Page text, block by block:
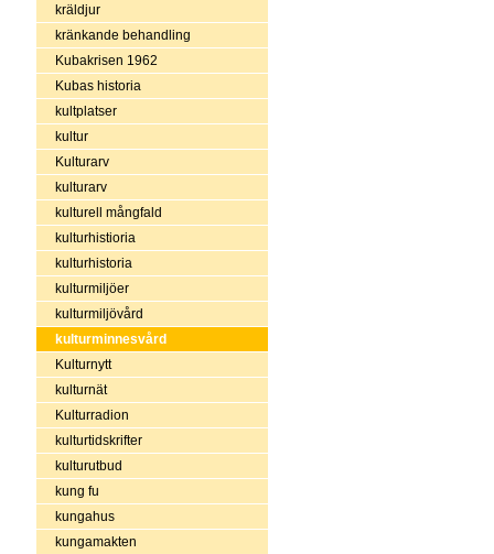
kräldjur
kränkande behandling
Kubakrisen 1962
Kubas historia
kultplatser
kultur
Kulturarv
kulturarv
kulturell mångfald
kulturhistioria
kulturhistoria
kulturmiljöer
kulturmiljövård
kulturminnesvård
Kulturnytt
kulturnät
Kulturradion
kulturtidskrifter
kulturutbud
kung fu
kungahus
kungamakten